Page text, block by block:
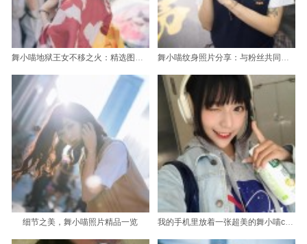
舞小喵地狱王女不移之火：精选图片，惊艳你的眼球 舞小喵纹身照片分享：与粉丝共同探索艺术之美
细节之美，舞小喵照片精品一览